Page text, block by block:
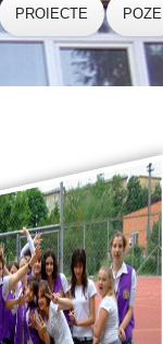
PROIECTE POZE